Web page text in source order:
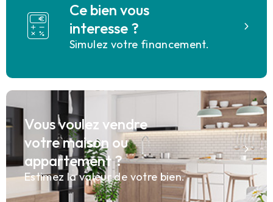
Ce bien vous
interesse ?
Simulez votre financement.
Vous voulez vendre
votre maison ou
appartement ?
Estimez la valeur de votre bien.